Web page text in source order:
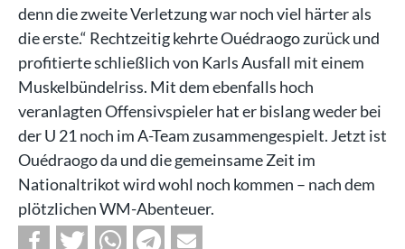
denn die zweite Verletzung war noch viel härter als
die erste.“ Rechtzeitig kehrte Ouédraogo zurück und
profitierte schließlich von Karls Ausfall mit einem
Muskelbündelriss. Mit dem ebenfalls hoch
veranlagten Offensivspieler hat er bislang weder bei
der U 21 noch im A-Team zusammengespielt. Jetzt ist
Ouédraogo da und die gemeinsame Zeit im
Nationaltrikot wird wohl noch kommen – nach dem
plötzlichen WM-Abenteuer.